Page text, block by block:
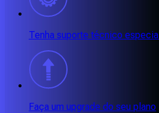
Tenha suporte técnico
Faça um upgrade do seu plano